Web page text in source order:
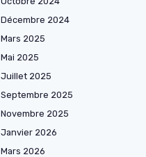
Décembre 2024
Mars 2025
Mai 2025
Juillet 2025
Septembre 2025
Novembre 2025
Janvier 2026
Mars 2026